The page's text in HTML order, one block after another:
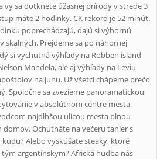
vy sa dotknete úžasnej prírody v strede 3
máte 2 hodinky. CK rekord je 52 minút.
poprechádzajú, dajú si výbornú
skalných. Prejdeme sa po náhornej
si vychutná výhľady na Robben island
Mandela, ale aj výhľady na Leviu
na juhu. Už všetci chápeme prečo
Spoločne sa zvezieme panoramatickou,
v absolútnom centre mesta.
najdlhšou ulicou mesta plnou
Ochutnáte na večeru tanier s
Alebo vyskúšate steaky, ktoré
argentínskym? Africká hudba nás